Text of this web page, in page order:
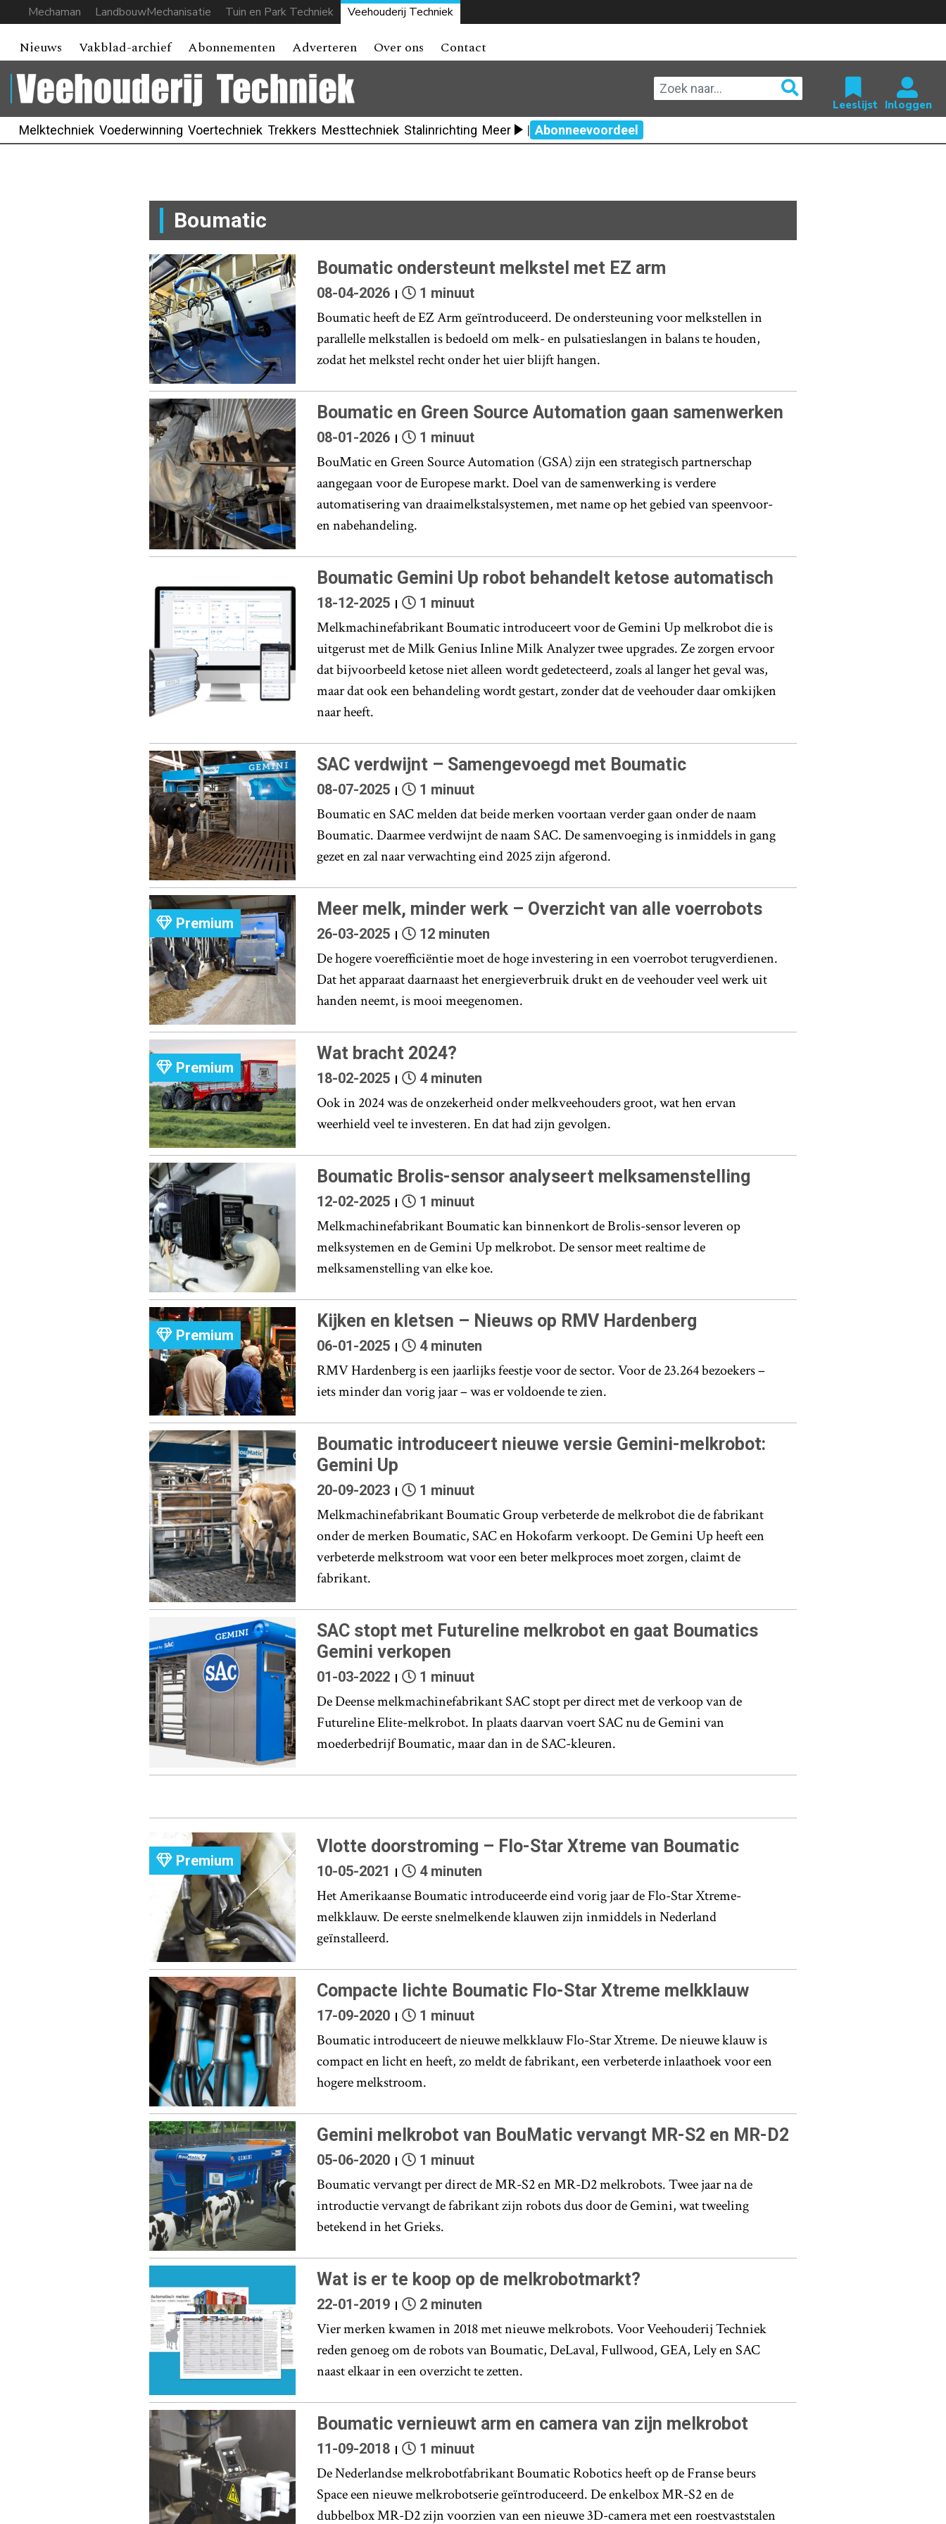
Mechaman LandbouwMechanisatie Tuin en Park Techniek Veehouderij Techniek
Nieuws Vakblad-archief Abonnementen Adverteren Over ons Contact
Melktechniek Voederwinning Voertechniek Trekkers Mesttechniek Stalinrichting Meer | Abonneevoordeel
Boumatic
Boumatic ondersteunt melkstel met EZ arm
08-04-2026 1 minuut
Boumatic heeft de EZ Arm geïntroduceerd. De ondersteuning voor melkstellen in
parallelle melkstallen is bedoeld om melk- en pulsatieslangen in balans te houden,
zodat het melkstel recht onder het uier blijft hangen.
Boumatic en Green Source Automation gaan samenwerken
08-01-2026 1 minuut
BouMatic en Green Source Automation (GSA) zijn een strategisch partnerschap
aangegaan voor de Europese markt. Doel van de samenwerking is verdere
automatisering van draaimelkstalsystemen, met name op het gebied van speenvoor-
en nabehandeling.
Boumatic Gemini Up robot behandelt ketose automatisch
18-12-2025 1 minuut
Melkmachinefabrikant Boumatic introduceert voor de Gemini Up melkrobot die is
uitgerust met de Milk Genius Inline Milk Analyzer twee upgrades. Ze zorgen ervoor
dat bijvoorbeeld ketose niet alleen wordt gedetecteerd, zoals al langer het geval was,
maar dat ook een behandeling wordt gestart, zonder dat de veehouder daar omkijken
naar heeft.
SAC verdwijnt – Samengevoegd met Boumatic
08-07-2025 1 minuut
Boumatic en SAC melden dat beide merken voortaan verder gaan onder de naam
Boumatic. Daarmee verdwijnt de naam SAC. De samenvoeging is inmiddels in gang
gezet en zal naar verwachting eind 2025 zijn afgerond.
Premium
Meer melk, minder werk – Overzicht van alle voerrobots
26-03-2025 12 minuten
De hogere voerefficiëntie moet de hoge investering in een voerrobot terugverdienen.
Dat het apparaat daarnaast het energieverbruik drukt en de veehouder veel werk uit
handen neemt, is mooi meegenomen.
Premium
Wat bracht 2024?
18-02-2025 4 minuten
Ook in 2024 was de onzekerheid onder melkveehouders groot, wat hen ervan
weerhield veel te investeren. En dat had zijn gevolgen.
Boumatic Brolis-sensor analyseert melksamenstelling
12-02-2025 1 minuut
Melkmachinefabrikant Boumatic kan binnenkort de Brolis-sensor leveren op
melksystemen en de Gemini Up melkrobot. De sensor meet realtime de
melksamenstelling van elke koe.
Premium
Kijken en kletsen – Nieuws op RMV Hardenberg
06-01-2025 4 minuten
RMV Hardenberg is een jaarlijks feestje voor de sector. Voor de 23.264 bezoekers –
iets minder dan vorig jaar – was er voldoende te zien.
Boumatic introduceert nieuwe versie Gemini-melkrobot:
Gemini Up
20-09-2023 1 minuut
Melkmachinefabrikant Boumatic Group verbeterde de melkrobot die de fabrikant
onder de merken Boumatic, SAC en Hokofarm verkoopt. De Gemini Up heeft een
verbeterde melkstroom wat voor een beter melkproces moet zorgen, claimt de
fabrikant.
SAC stopt met Futureline melkrobot en gaat Boumatics
Gemini verkopen
01-03-2022 1 minuut
De Deense melkmachinefabrikant SAC stopt per direct met de verkoop van de
Futureline Elite-melkrobot. In plaats daarvan voert SAC nu de Gemini van
moederbedrijf Boumatic, maar dan in de SAC-kleuren.
Premium
Vlotte doorstroming – Flo-Star Xtreme van Boumatic
10-05-2021 4 minuten
Het Amerikaanse Boumatic introduceerde eind vorig jaar de Flo-Star Xtreme-
melkklauw. De eerste snelmelkende klauwen zijn inmiddels in Nederland
geïnstalleerd.
Compacte lichte Boumatic Flo-Star Xtreme melkklauw
17-09-2020 1 minuut
Boumatic introduceert de nieuwe melkklauw Flo-Star Xtreme. De nieuwe klauw is
compact en licht en heeft, zo meldt de fabrikant, een verbeterde inlaathoek voor een
hogere melkstroom.
Gemini melkrobot van BouMatic vervangt MR-S2 en MR-D2
05-06-2020 1 minuut
Boumatic vervangt per direct de MR-S2 en MR-D2 melkrobots. Twee jaar na de
introductie vervangt de fabrikant zijn robots dus door de Gemini, wat tweeling
betekend in het Grieks.
Wat is er te koop op de melkrobotmarkt?
22-01-2019 2 minuten
Vier merken kwamen in 2018 met nieuwe melkrobots. Voor Veehouderij Techniek
reden genoeg om de robots van Boumatic, DeLaval, Fullwood, GEA, Lely en SAC
naast elkaar in een overzicht te zetten.
Boumatic vernieuwt arm en camera van zijn melkrobot
11-09-2018 1 minuut
De Nederlandse melkrobotfabrikant Boumatic Robotics heeft op de Franse beurs
Space een nieuwe melkrobotserie geïntroduceerd. De enkelbox MR-S2 en de
dubbelbox MR-D2 zijn voorzien van een nieuwe 3D-camera met een roestvaststalen